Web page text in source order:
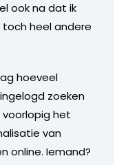
ook na dat ik
toch heel andere
hoeveel
zoeken
het
van
online. Iemand?